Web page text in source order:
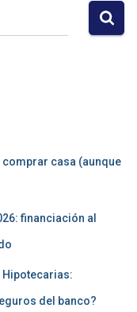
comprar casa (aunque
financiación al
Hipotecarias:
del banco?